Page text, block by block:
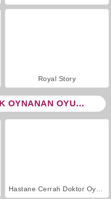
Royal Story
HAFTANIN EN ÇOK OYNANAN OYUNLARI